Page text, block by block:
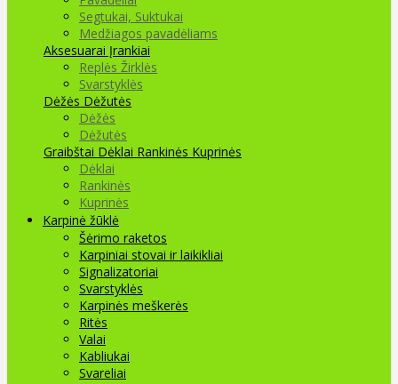
Segtukai, Suktukai
Medžiagos pavadėliams
Aksesuarai Įrankiai
Replės Žirklės
Svarstyklės
Dėžės Dėžutės
Dėžės
Dėžutės
Graibštai Dėklai Rankinės Kuprinės
Dėklai
Rankinės
Kuprinės
Karpinė žūklė
Šėrimo raketos
Karpiniai stovai ir laikikliai
Signalizatoriai
Svarstyklės
Karpinės meškerės
Ritės
Valai
Kabliukai
Svareliai